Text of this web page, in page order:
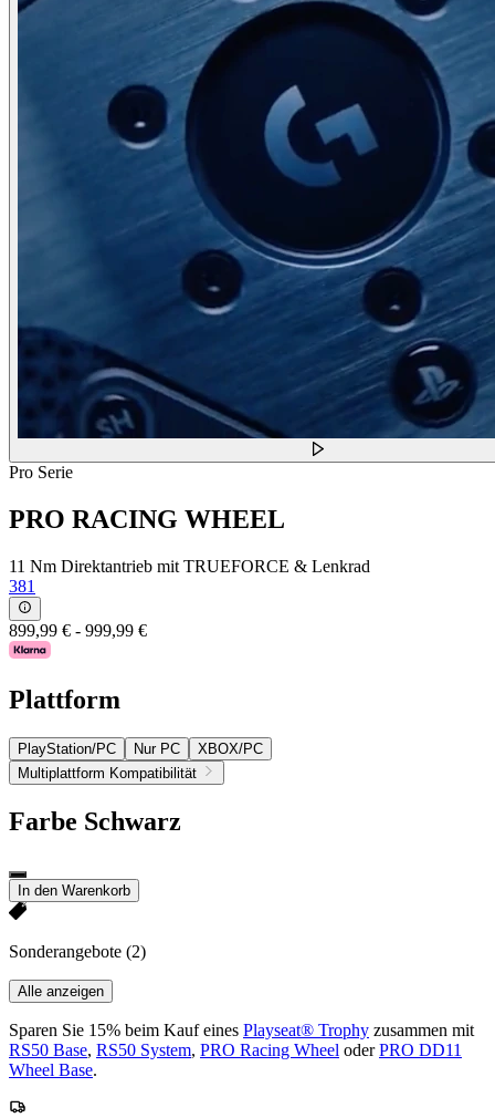
Pro Serie
PRO RACING WHEEL
11 Nm Direktantrieb mit TRUEFORCE & Lenkrad
381
899,99 € - 999,99 €
Plattform
PlayStation/PC Nur PC
XBOX/PC
Multiplattform Kompatibilität
Farbe Schwarz
In den Warenkorb
Sonderangebote (2)
Alle anzeigen
Sparen Sie 15% beim Kauf eines Playseat® Trophy zusammen mit
RS50 Base, RS50 System, PRO Racing Wheel oderPRO DD11
Wheel Base.